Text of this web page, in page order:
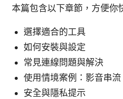
本篇包含以下章節，方便你
選擇適合的工具
如何安裝與設定
常見連線問題與解決
使用情境案例：影音串
安全與隱私提示